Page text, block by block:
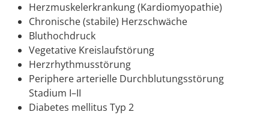
Herzmuskelerkrankung (Kardiomyopathie)
Chronische (stabile) Herzschwäche
Bluthochdruck
Vegetative Kreislaufstörung
Herzrhythmusstörung
Periphere arterielle Durchblutungsstörung
Stadium I–II
Diabetes mellitus Typ 2